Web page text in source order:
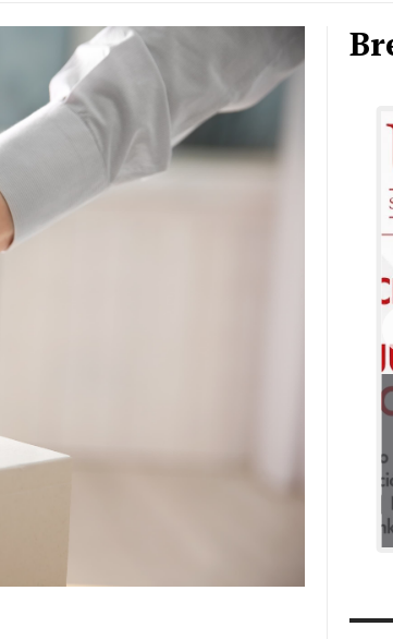
Rechazo al reparto desigual
de ganancias es mayor